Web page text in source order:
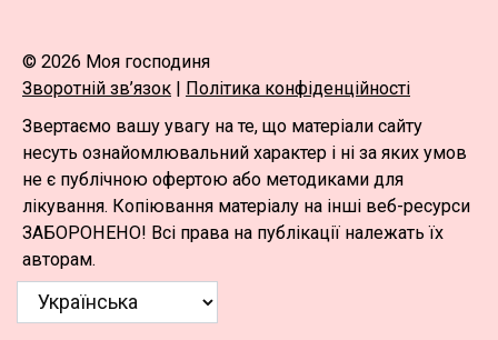
© 2026 Моя господиня
Зворотній зв’язок
Політика конфіденційності
Звертаємо вашу увагу на те, що матеріали сайту
несуть ознайомлювальний характер і ні за яких умов
не є публічною офертою або методиками для
лікування. Копіювання матеріалу на інші веб-ресурси
ЗАБОРОНЕНО! Всі права на публікації належать їх
авторам.